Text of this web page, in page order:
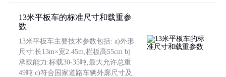
13米平板车的标准尺寸和载重参
数
13米平板车主要技术参数包括: a)外形
尺寸:长13m×宽2.45m,栏板高55cm b)
承载能力:标载30-35吨,最大允许总重
49吨 c)符合国家道路车辆外廓尺寸及